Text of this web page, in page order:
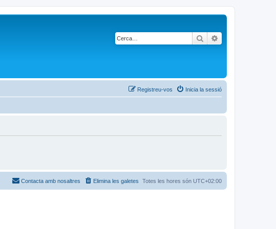
Cerca
Inicia la sessió
Registreu-vos
Totes les hores són UTC+02:00
Elimina les galetes
Contacta amb nosaltres